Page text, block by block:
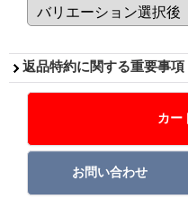
返品特約に関する重要事項